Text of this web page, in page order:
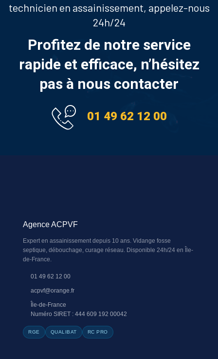
technicien en assainissement, appelez-nous
24h/24
Profitez de notre service
rapide et efficace, n’hésitez
pas à nous contacter
01 49 62 12 00
Agence ACPVF
Expert en assainissement depuis 10 ans. Vidange fosse
septique, débouchage, curage réseau. Disponible 24h/24 en Île-
de-France.
01 49 62 12 00
acpvf@orange.fr
Île-de-France
Numéro SIRET : 444 609 192 00042
RGE QUALIBAT RC PRO